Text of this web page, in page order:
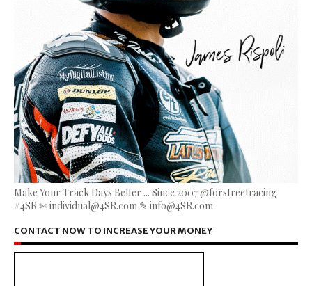
Make Your Track Days Better ... Since 2007 @forstreetracing
#4SR ✄ individual@4SR.com ✎ info@4SR.com
CONTACT NOW TO INCREASE YOUR MONEY